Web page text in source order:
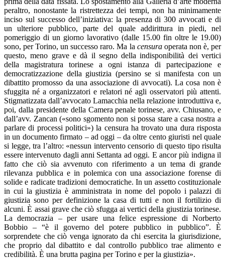
peraltro, nonostante la ristrettezza dei tempi, non ha minimamente
inciso sul successo dell’iniziativa: la presenza di 300 avvocati e di
un ulteriore pubblico, parte del quale addirittura in piedi, nel
pomeriggio di un giorno lavorativo (dalle 15.00 fin oltre le 19.00)
sono, per Torino, un successo raro. Ma la censuraoperata non è, per
questo, meno grave e dà il segno della indisponibilità dei vertici
della magistratura torinese a ogni istanza di partecipazione e
democratizzazione della giustizia (persino se si manifesta con un
dibattito promosso da una associazione di avvocati). La cosa non è
sfuggita né a organizzatori e relatori né agli osservatori più attenti.
Stigmatizzata dall’avvocato Lamacchia nella relazione introduttiva e,
poi, dalla presidente della Camera penale torinese, avv. Chiusano, e
dall’avv. Zancan («sono sgomento non si possa stare a casa nostra a
parlare di processi politici») la censura ha trovato una dura risposta
in un documento firmato – ad oggi – da oltre cento giuristi nel quale
si legge, tra l’altro: «nessun intervento censorio di questo tipo risulta
essere intervenuto dagli anni Settanta ad oggi. E ancor più indigna il
fatto che ciò sia avvenuto con riferimento a un tema di grande
rilevanza pubblica e in polemica con una associazione forense di
solide e radicate tradizioni democratiche. In un assetto costituzionale
in cui la giustizia è amministrata in nome del popolo i palazzi di
giustizia sono per definizione la casa di tutti e non il fortilizio di
alcuni. È assai grave che ciò sfugga ai vertici della giustizia torinese.
La democrazia – per usare una felice espressione di Norberto
Bobbio – “è il governo del potere pubblico in pubblico”. È
sorprendete che ciò venga ignorato da chi esercita la giurisdizione,
che proprio dal dibattito e dal controllo pubblico trae alimento e
credibilità. È una brutta pagina per Torino e per la giustizia».